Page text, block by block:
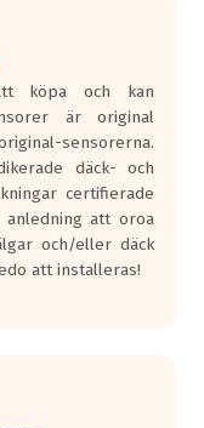
köpa och kan
är original
sensorerna.
däck- och
certifierade
att oroa
och/eller däck
att installeras!